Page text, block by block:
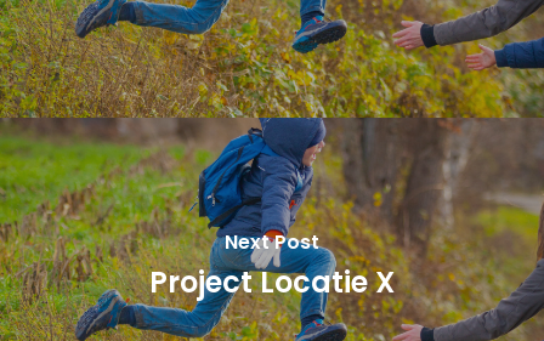
Next Post
Project Locatie X